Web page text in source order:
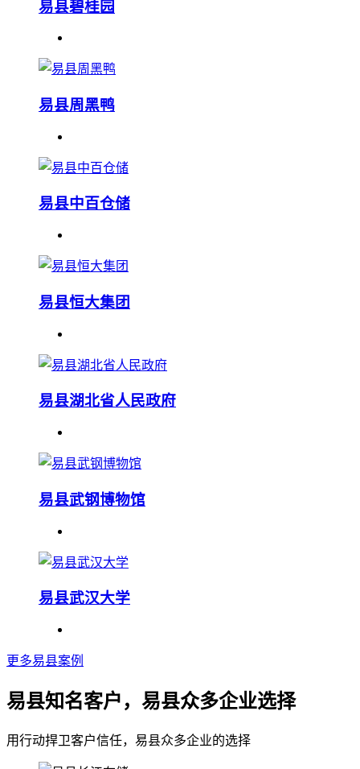
易县碧桂园
易县周黑鸭
易县中百仓储
易县恒大集团
易县湖北省人民政府
易县武钢博物馆
易县武汉大学
更多易县案例
易县知名客户，易县众多企业选择
用行动捍卫客户信任，易县众多企业的选择